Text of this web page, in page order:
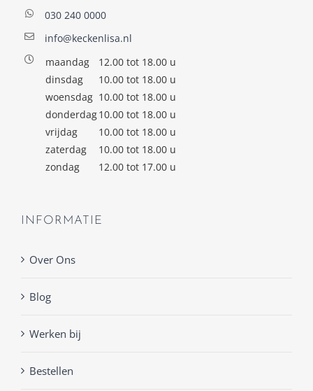
030 240 0000
info@keckenlisa.nl
maandag
12.00 tot 18.00 u
dinsdag
10.00 tot 18.00 u
woensdag 10.00 tot 18.00 u
donderdag10.00 tot 18.00 u
vrijdag
10.00 tot 18.00 u
zaterdag
10.00 tot 18.00 u
zondag
12.00 tot 17.00 u
INFORMATIE
Over Ons
Blog
Werken bij
Bestellen